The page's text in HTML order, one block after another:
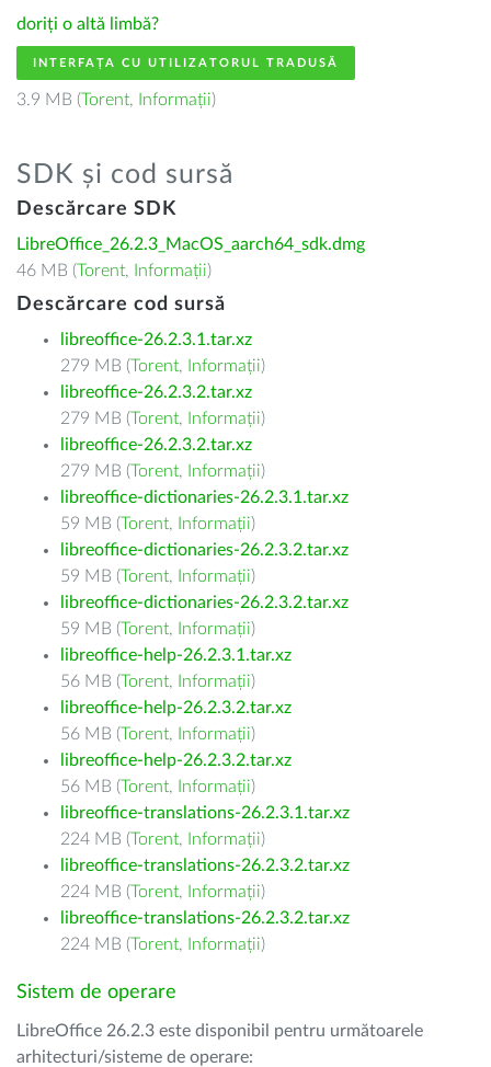
doriți o altă limbă?
INTERFAȚA CU UTILIZATORUL TRADUSĂ
3.9 MB (Torent, Informații)
SDK și cod sursă
Descărcare SDK
LibreOffice_26.2.3_MacOS_aarch64_sdk.dmg
46 MB (Torent, Informații)
Descărcare cod sursă
libreoffice-26.2.3.1.tar.xz
279 MB (Torent, Informații)
libreoffice-26.2.3.2.tar.xz
279 MB (Torent, Informații)
libreoffice-26.2.3.2.tar.xz
279 MB (Torent, Informații)
libreoffice-dictionaries-26.2.3.1.tar.xz
59 MB (Torent, Informații)
libreoffice-dictionaries-26.2.3.2.tar.xz
59 MB (Torent, Informații)
libreoffice-dictionaries-26.2.3.2.tar.xz
59 MB (Torent, Informații)
libreoffice-help-26.2.3.1.tar.xz
56 MB (Torent, Informații)
libreoffice-help-26.2.3.2.tar.xz
56 MB (Torent, Informații)
libreoffice-help-26.2.3.2.tar.xz
56 MB (Torent, Informații)
libreoffice-translations-26.2.3.1.tar.xz
224 MB (Torent, Informații)
libreoffice-translations-26.2.3.2.tar.xz
224 MB (Torent, Informații)
libreoffice-translations-26.2.3.2.tar.xz
224 MB (Torent, Informații)
Sistem de operare
LibreOffice 26.2.3 este disponibil pentru următoarele
arhitecturi/sisteme de operare: